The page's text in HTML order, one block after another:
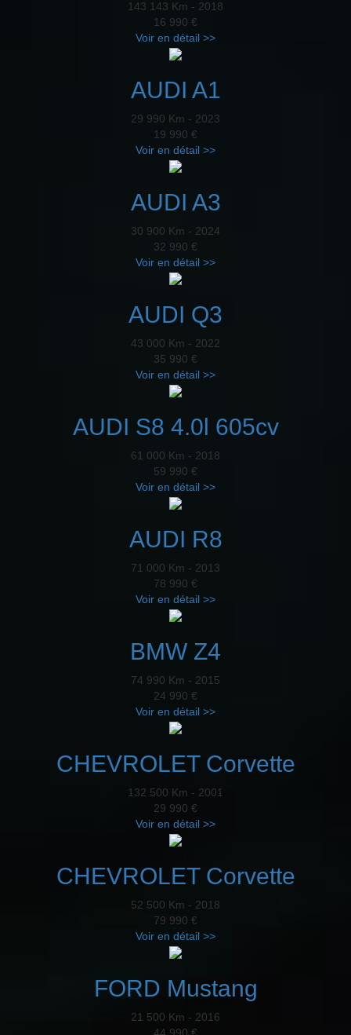
143 143 Km - 2018
16 990 €
Voir en détail >>
AUDI A1
29 990 Km - 2023
19 990 €
Voir en détail >>
AUDI A3
30 900 Km - 2024
32 990 €
Voir en détail >>
AUDI Q3
43 000 Km - 2022
35 990 €
Voir en détail >>
AUDI S8 4.0l 605cv
61 000 Km - 2018
59 990 €
Voir en détail >>
AUDI R8
71 000 Km - 2013
78 990 €
Voir en détail >>
BMW Z4
74 990 Km - 2015
24 990 €
Voir en détail >>
CHEVROLET Corvette
132 500 Km - 2001
29 990 €
Voir en détail >>
CHEVROLET Corvette
52 500 Km - 2018
79 990 €
Voir en détail >>
FORD Mustang
21 500 Km - 2016